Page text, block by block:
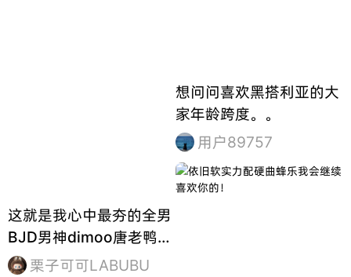
这就是我心中最夯的全男
BJD男神dimoo唐老鸭！
可以摆各样造型！
栗子可可LABUBU
想问问喜欢黑搭利亚的大
家年龄跨度。。
用户89757